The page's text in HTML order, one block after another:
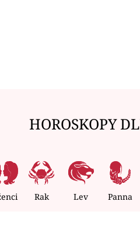
HOROSKOPY
Rak Lev Panna